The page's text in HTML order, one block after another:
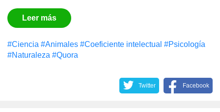
Leer más
#Сiencia #Animales #Coeficiente intelectual #Psicología
#Naturaleza #Quora
Twitter Facebook